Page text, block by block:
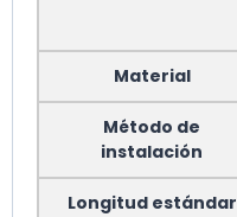
Material
Método de
instalación
Longitud estándar